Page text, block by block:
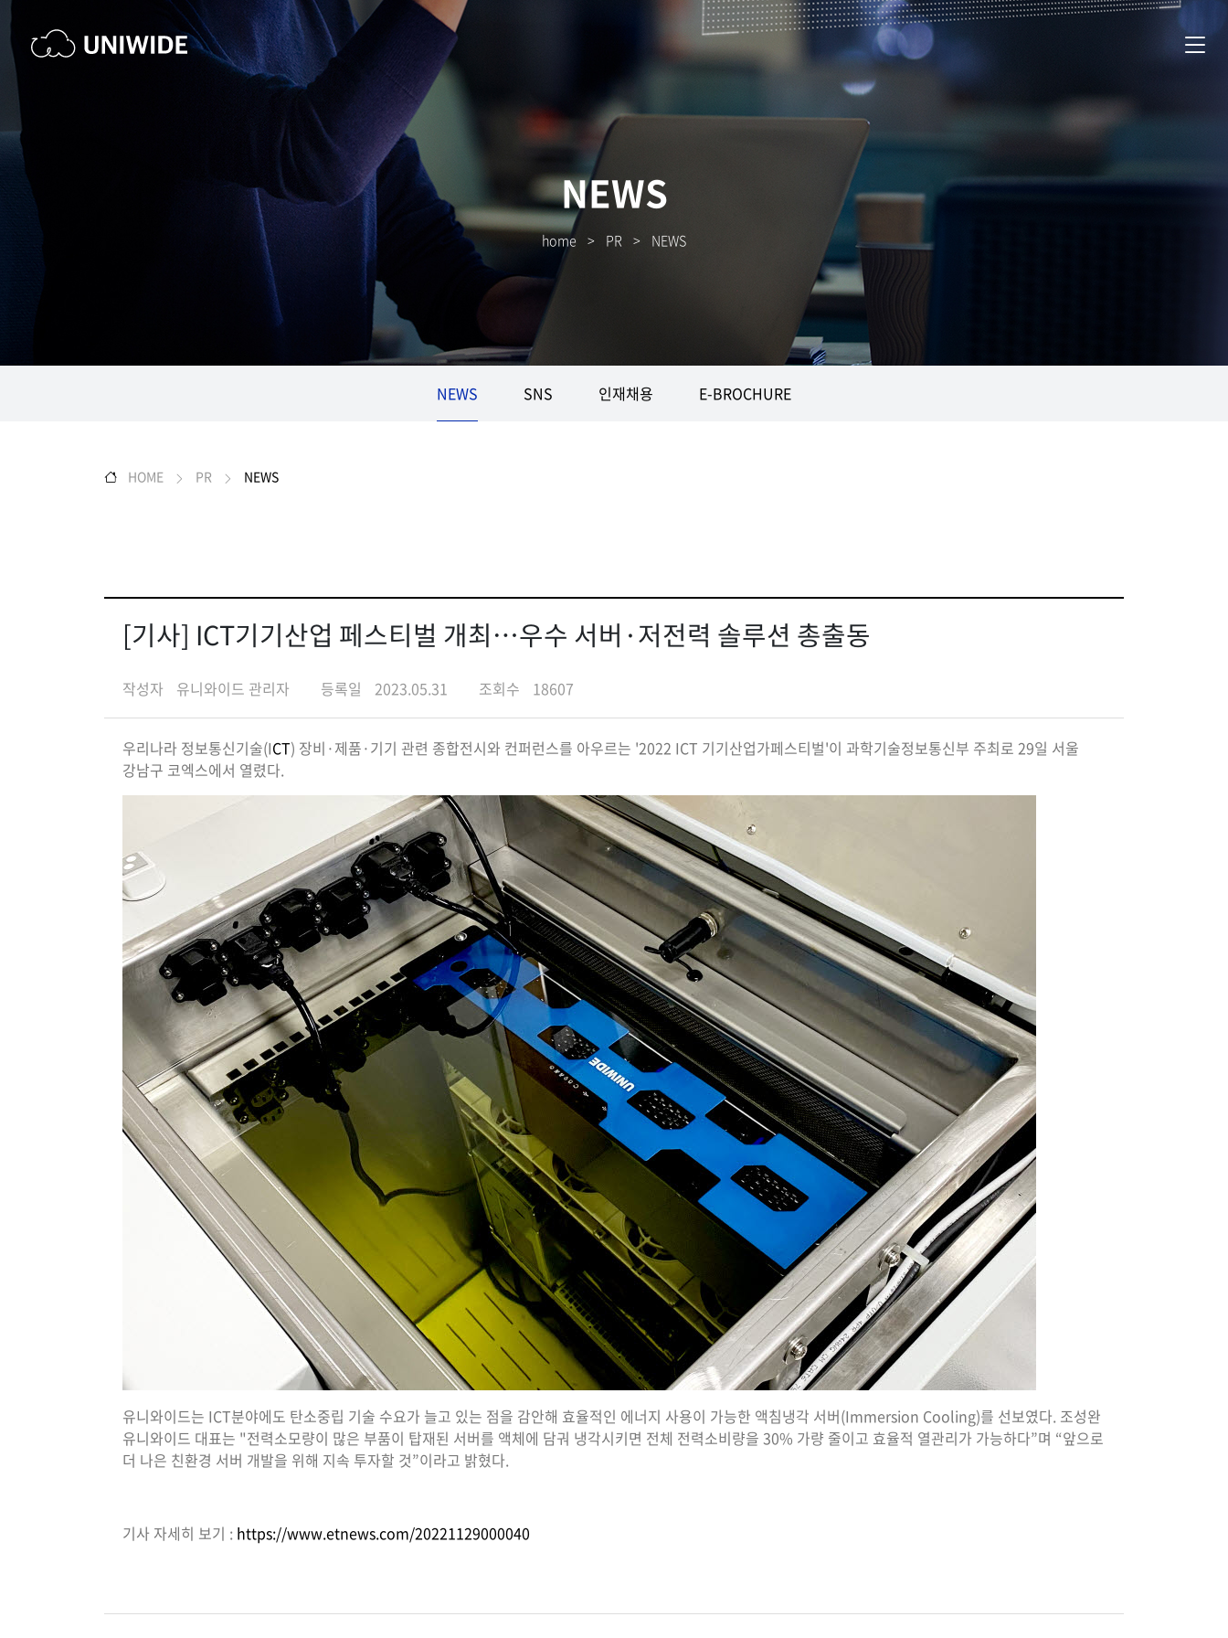
NEWS
home > PR > NEWS
NEWS SNS 인재채용 E-BROCHURE
HOME PR NEWS
[기사] ICT기기산업 페스티벌 개최…우수 서버·저전력 솔루션 총출동
작성자 유니와이드 관리자 등록일 2023.05.31 조회수 18607
우리나라 정보통신기술(ICT) 장비·제품·기기 관련 종합전시와 컨퍼런스를 아우르는 '2022 ICT 기기산업가페스티벌'이 과학기술정보통신부 주최로 29일 서울
강남구 코엑스에서 열렸다.
유니와이드는 ICT분야에도 탄소중립 기술 수요가 늘고 있는 점을 감안해 효율적인 에너지 사용이 가능한 액침냉각 서버(Immersion Cooling)를 선보였다. 조성완
유니와이드 대표는 "전력소모량이 많은 부품이 탑재된 서버를 액체에 담궈 냉각시키면 전체 전력소비량을 30% 가량 줄이고 효율적 열관리가 가능하다”며 “앞으로
더 나은 친환경 서버 개발을 위해 지속 투자할 것”이라고 밝혔다.
기사 자세히 보기 : https://www.etnews.com/20221129000040